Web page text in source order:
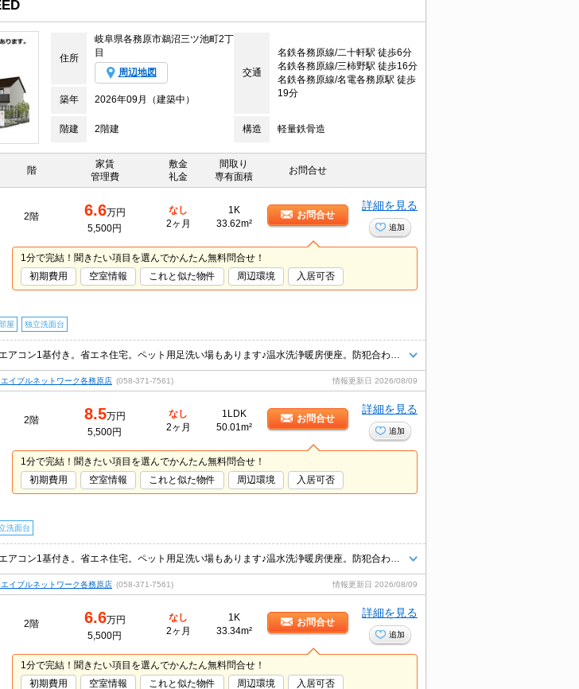
住所
岐阜県各務原市鵜沼三ツ池町2丁
目
周辺地図 交通
名鉄各務原線/二十軒駅 徒歩6分
名鉄各務原線/三柿野駅 徒歩16分
名鉄各務原線/名電各務原駅 徒歩
19分
築年 2026年09月（建築中）
階建 2階建 構造 軽量鉄骨造
階
家賃
管理費
敷金
礼金
間取り
専有面積
お問合せ
2階 6.6万円
5,500円
なし
2ヶ月
1K
33.62m²
お問合せ
詳細を見る
追加
1分で完結！聞きたい項目を選んでかんたん無料問合せ！
初期費用
空室情報 これと似た物件 周辺環境 入居可否
屋 独立洗面台
イブルネットワーク各務原店 (058-371-7561) 情報更新日 2026/08/09
2階 8.5万円
5,500円
なし
2ヶ月
1LDK
50.01m²
お問合せ
詳細を見る
追加
1分で完結！聞きたい項目を選んでかんたん無料問合せ！
初期費用
空室情報 これと似た物件 周辺環境 入居可否
洗面台
イブルネットワーク各務原店 (058-371-7561) 情報更新日 2026/08/09
2階 6.6万円
5,500円
なし
2ヶ月
1K
33.34m²
お問合せ
詳細を見る
追加
1分で完結！聞きたい項目を選んでかんたん無料問合せ！
初期費用
空室情報 これと似た物件 周辺環境 入居可否